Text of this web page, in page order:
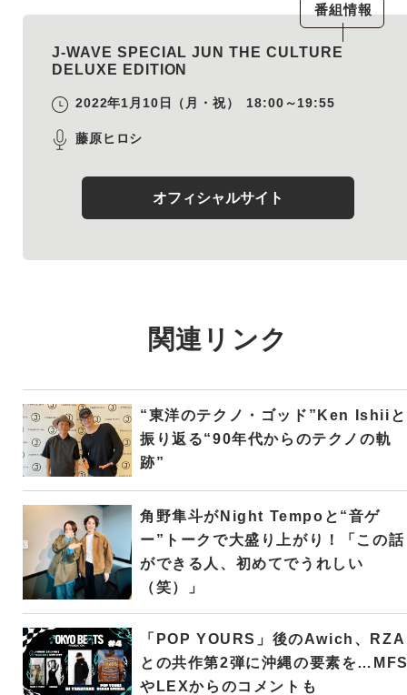
番組情報
J-WAVE SPECIAL JUN THE CULTURE
DELUXE EDITION
2022年1月10日（月・祝） 18:00～19:55
藤原ヒロシ
オフィシャルサイト
関連リンク
“東洋のテクノ・ゴッド”Ken Ishiiと
振り返る“90年代からのテクノの軌
跡”
角野隼斗がNight Tempoと“音ゲ
ー”トークで大盛り上がり！「この話
ができる人、初めてでうれしい
（笑）」
「POP YOURS」後のAwich、RZA
との共作第2弾に沖縄の要素を
やLEXからのコメントも